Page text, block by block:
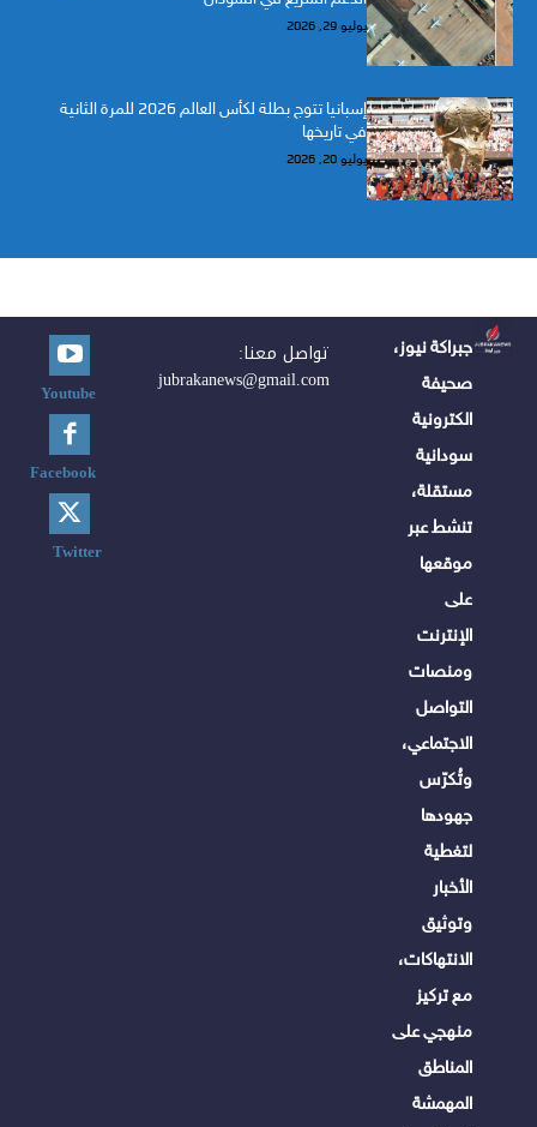
يوليو 29, 2026
إسبانيا تتوج بطلة لكأس العالم 2026 للمرة الثانية
في تاريخها
يوليو 20, 2026
جبراكة نيوز،
صحيفة
الكترونية
سودانية
مستقلة،
تنشط عبر
موقعها
على
الإنترنت
ومنصات
التواصل
الاجتماعي،
وتُكرّس
جهودها
لتغطية
الأخبار
وتوثيق
الانتهاكات،
مع تركيز
منهجي على
المناطق
المهمشة
تواصل معنا:
jubrakanews@gmail.com
Youtube
Facebook
Twitter